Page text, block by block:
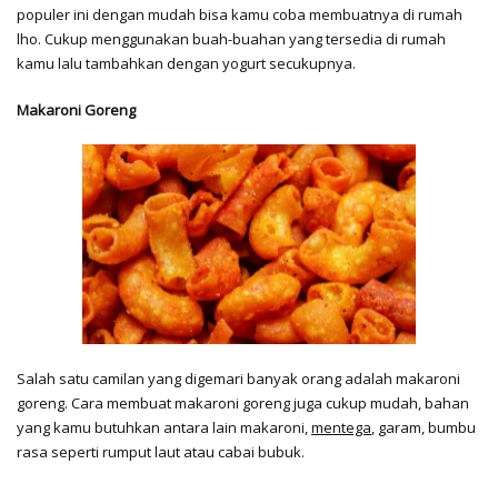
populer ini dengan mudah bisa kamu coba membuatnya di rumah
lho. Cukup menggunakan buah-buahan yang tersedia di rumah
kamu lalu tambahkan dengan yogurt secukupnya.
Makaroni Goreng
Salah satu camilan yang digemari banyak orang adalah makaroni
goreng. Cara membuat makaroni goreng juga cukup mudah, bahan
yang kamu butuhkan antara lain makaroni,mentega, garam, bumbu
rasa seperti rumput laut atau cabai bubuk.